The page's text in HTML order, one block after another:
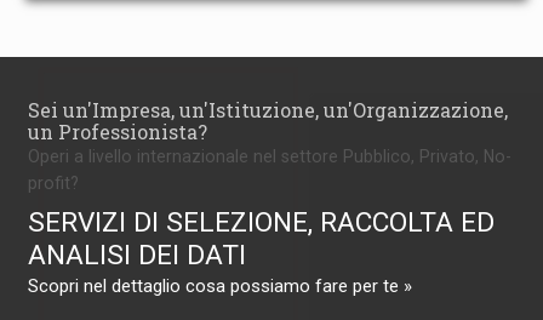
Sei un'Impresa, un'Istituzione, un'Organizzazione,
un Professionista?
Operi a livello internazionale nel settore Pubblico, Privato, No-
profit?
SERVIZI DI SELEZIONE, RACCOLTA ED
ANALISI DEI DATI
Scopri nel dettaglio cosa possiamo fare per te »